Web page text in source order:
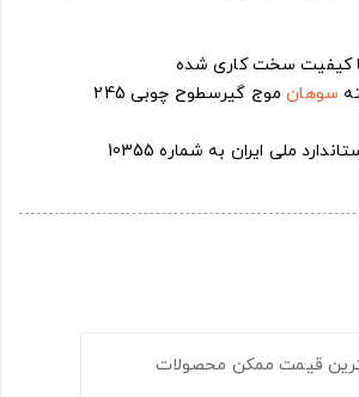
کیفیت سخت کاری شده
سوهان
موج گیرسطوح چوبی 245
ملی ایران به شماره 10355
قیمت ممکن محصولات